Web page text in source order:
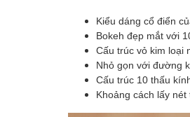
Kiểu dáng cổ điển
Bokeh đẹp mắt với
Cấu trúc vỏ kim loại
Nhỏ gọn với đường
Cấu trúc 10 thấu
Khoảng cách lấy nét